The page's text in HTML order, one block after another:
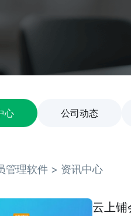
心 公司动态
管理软件 > 资讯中心
云上铺